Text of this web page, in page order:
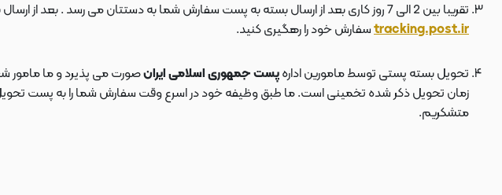
تقریبا بین 2 الی 7 روز کاری بعد از ارسال بسته به پست سفارش شما به دستتان می رسد . بعد از ارسال بسته به پست ، کد مرسوله هم برای شما پیامک می شود که توسط آن می توانید در سایت پست به نشانی
tracking.post.irسفارش خود را رهگیری کنید.
تحویل بسته پستی توسط مامورین ادارهپست جمهوری اسلامی ایرانصورت می پذیرد و ما مامور
زمان تحویل ذکر شده تخمینی است. ما طبق وظیفه خود در اسرع وقت سفارش شما را به پست تحویل
متشکریم.